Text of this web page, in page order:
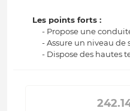
Les points forts :
- Propose une
- Assure un niveau de
- Dispose des hautes